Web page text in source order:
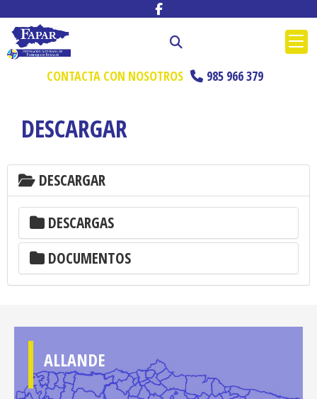
CONTACTA CON NOSOTROS 985 966 379
DESCARGAR
DESCARGAR
DESCARGAS
DOCUMENTOS
ALLANDE